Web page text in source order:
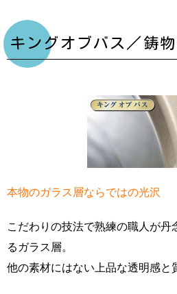
キングオブバス／鋳
本物のガラス層ならではの光沢
こだわりの技法で熟練の職人が丹
るガラス層。
他の素材にはない上品な透明感と